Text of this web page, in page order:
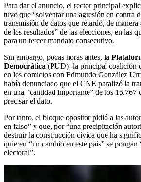
Para dar el anuncio, el rector principal
tuvo que “solventar una agresión en contra
transmisión de datos que retardó, de
de los resultados” de las elecciones, en las
para un tercer mandato consecutivo.
Sin embargo, pocas horas antes, la
Democrática (PUD) -la principal coalición
en los comicios con Edmundo González
había denunciado que el CNE paralizó la
en una “cantidad importante” de los 15.767
precisar el dato.
Por tanto, el bloque opositor pidió a las
en falso” y que, por “una precipitación
destruir la construcción cívica que ha
quieren “un cambio en este país” se pongan
electoral”.